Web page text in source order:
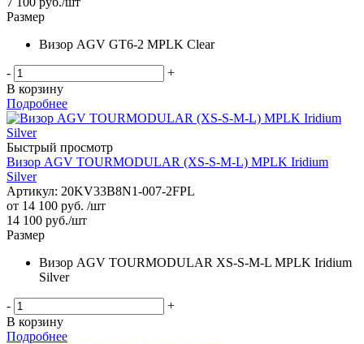
Размер
Визор AGV GT6-2 MPLK Clear
-
+
В корзину
Подробнее
Быстрый просмотр
Визор AGV TOURMODULAR (XS-S-M-L) MPLK Iridium
Silver
Артикул: 20KV33B8N1-007-2FPL
от 14 100 руб. /шт
14 100 руб./шт
Размер
Визор AGV TOURMODULAR XS-S-M-L MPLK Iridium
Silver
-
+
В корзину
Подробнее